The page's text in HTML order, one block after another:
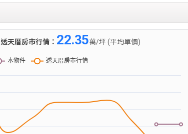
透天厝房市行情： 22.35萬/坪 (平均單價)